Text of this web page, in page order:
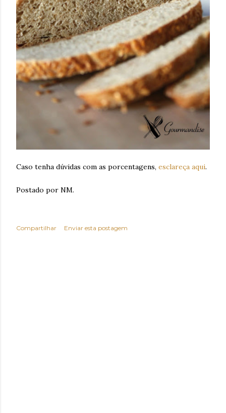
Caso tenha dúvidas com as porcentagens, esclareça aqui.
Postado por NM.
Compartilhar Enviar esta postagem